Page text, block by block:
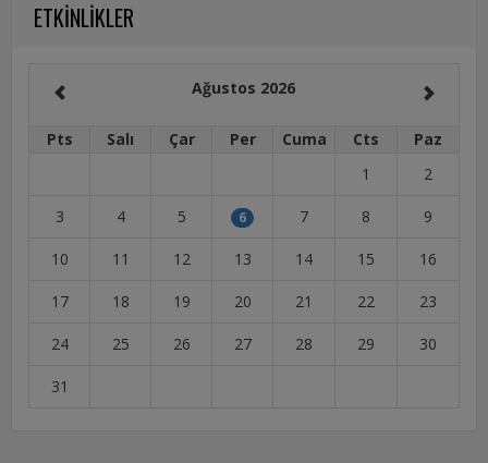
ETKİNLİKLER
Ağustos 2026
Pts Salı Çar Per Cuma Cts
Paz
1
2
3 4 5 6 7 8 9
10 11 12 13 14 15 16
17 18 19 20 21 22 23
24 25 26 27 28 29 30
31